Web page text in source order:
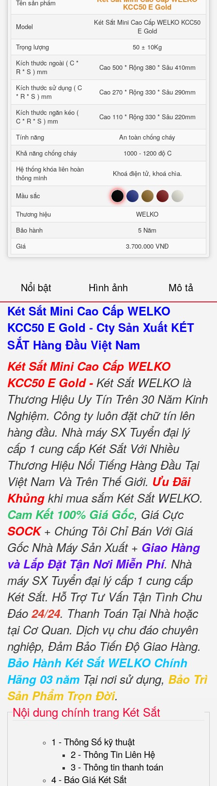
Tên sản phẩm KCC50 E Gold
Model
Két Sắt Mini Cao Cấp WELKO KCC50
E Gold
Trọng lượng
50 ± 10Kg
Kích thước ngoài ( C *
R * S ) mm
Cao 500 * Rộng 380 * Sâu 410mm
Kích thước sử dụng ( C
* R * S ) mm
Cao 270 * Rộng 330 * Sâu 290mm
Kích thước ngăn kéo (
C * R * S ) mm
Cao 110 * Rộng 330 * Sâu 220mm
Tính năng
An toàn chống cháy
Khả năng chống cháy
1000 - 1200 độ C
Hệ thống khóa liên hoàn
thông minh
Khoá điện tử, khoá chìa.
Mầu sắc Đen Xanh Nâu Đỏ Trắng
Thương hiệu
WELKO
Bảo hành
5 Năm
Giá
3.700.000 VNĐ
Nổi bật Hình ảnh Mô tả
Két Sắt Mini Cao Cấp WELKO
KCC50 E Gold - Cty Sản Xuất KÉT
SẮT Hàng Đầu Việt Nam
Két Sắt Mini Cao Cấp WELKO
KCC50 E Gold - Két Sắt WELKO là
Thương Hiệu Uy Tín Trên 30 Năm Kinh
Nghiệm. Công ty luôn đặt chữ tín lên
hàng đầu. Nhà máy SX Tuyển đại lý
cấp 1 cung cấp Két Sắt Với Nhiều
Thương Hiệu Nổi Tiếng Hàng Đầu Tại
Việt Nam Và Trên Thế Giới. Ưu Đãi
Khủng khi mua sắm Két Sắt WELKO.
Cam Kết 100% Giá Gốc, Giá Cực
SOCK+ Chúng Tôi Chỉ Bán Với Giá
Gốc Nhà Máy Sản Xuất + Giao Hàng
và Lắp Đặt Tận Nơi Miễn Phí. Nhà
máy SX Tuyển đại lý cấp 1 cung cấp
Két Sắt. Hỗ Trợ Tư Vấn Tận Tình Chu
Đáo 24/24. Thanh Toán Tại Nhà hoặc
tại Cơ Quan. Dịch vụ chu đáo chuyên
nghiệp, Đảm Bảo Tiến Độ Giao Hàng.
Bảo Hành Két Sắt WELKO Chính
Hãng 03 năm Tại nơi sử dụng, Bảo Trì
Sản Phẩm Trọn Đời.
Nội dung chính trang Két Sắt
1 - Thông Số kỹ thuật
2 - Thông Tin Liên Hệ
3 - Thông tin thanh toán
4 - Báo Giá Két Sắt